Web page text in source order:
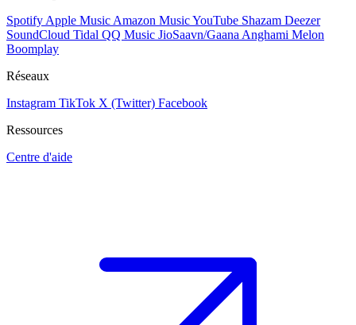
Spotify Apple Music Amazon MusicYouTube Shazam Deezer
SoundCloud Tidal QQ Music JioSaavn/Gaana Anghami Melon
Boomplay
Réseaux
Instagram TikTok X (Twitter) Facebook
Ressources
Centre d'aide